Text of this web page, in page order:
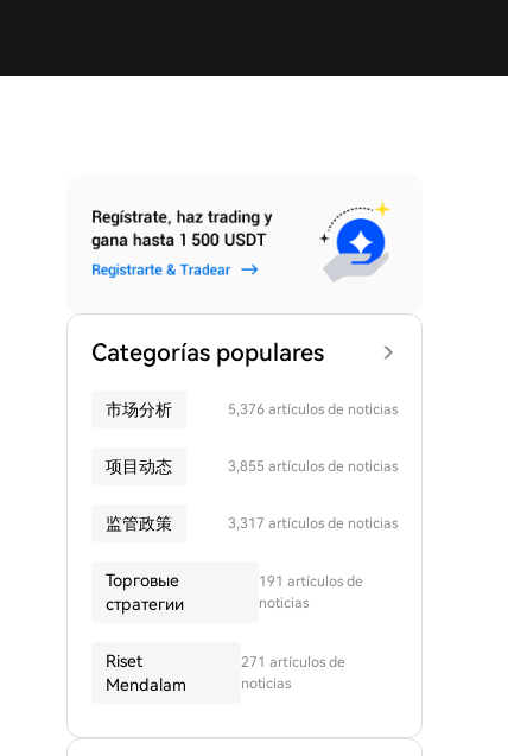
Categorías populares
市场分析 5,376 artículos de noticias
项目动态 3,855 artículos de noticias
监管政策 3,317 artículos de noticias
Торговые
стратегии
191 artículos de
noticias
Riset
Mendalam
271 artículos de
noticias